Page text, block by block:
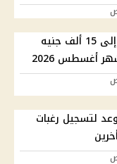
وظائف خالية برواتب تصل إلى 15 ألف جنيه
أغسطس 2026
لتسجيل رغبات